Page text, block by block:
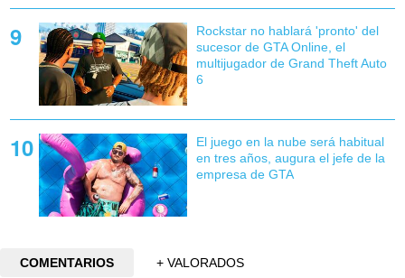
Rockstar no hablará 'pronto' del
sucesor de GTA Online, el
multijugador de Grand Theft Auto
6
El juego en la nube será habitual
en tres años, augura el jefe de la
empresa de GTA
COMENTARIOS
+ VALORADOS